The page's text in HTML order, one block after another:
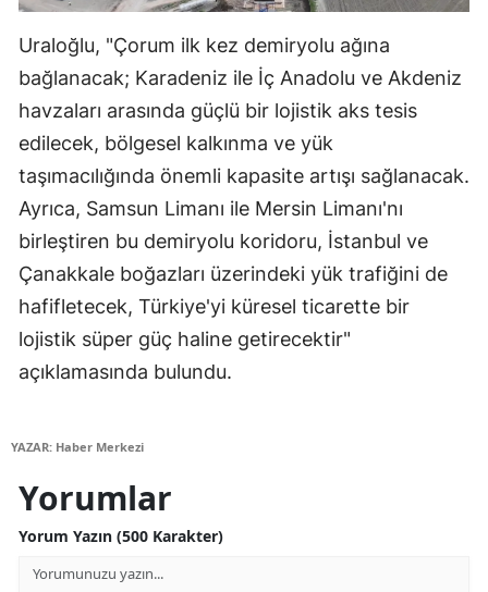
Uraloğlu, "Çorum ilk kez demiryolu ağına
bağlanacak; Karadeniz ile İç Anadolu ve Akdeniz
havzaları arasında güçlü bir lojistik aks tesis
edilecek, bölgesel kalkınma ve yük
taşımacılığında önemli kapasite artışı sağlanacak.
Ayrıca, Samsun Limanı ile Mersin Limanı'nı
birleştiren bu demiryolu koridoru, İstanbul ve
Çanakkale boğazları üzerindeki yük trafiğini de
hafifletecek, Türkiye'yi küresel ticarette bir
lojistik süper güç haline getirecektir"
açıklamasında bulundu.
YAZAR: Haber Merkezi
Yorumlar
Yorum Yazın (500 Karakter)